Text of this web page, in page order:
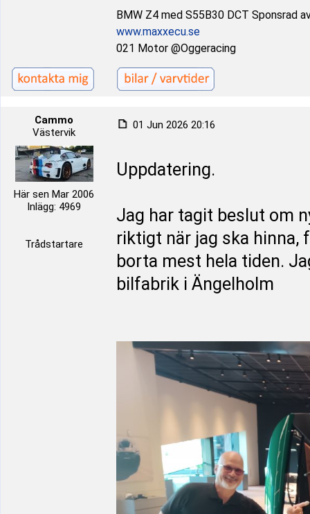
BMW Z4 med S55B30 DCT Sponsrad
www.maxxecu.se
021 Motor @Oggeracing
Cammo
Västervik
Här sen Mar 2006
Inlägg: 4969
Trådstartare
01 Jun 2026 20:16
Uppdatering.
Jag har tagit beslut om
riktigt när jag ska hinna,
borta mest hela tiden.
bilfabrik i Ängelholm